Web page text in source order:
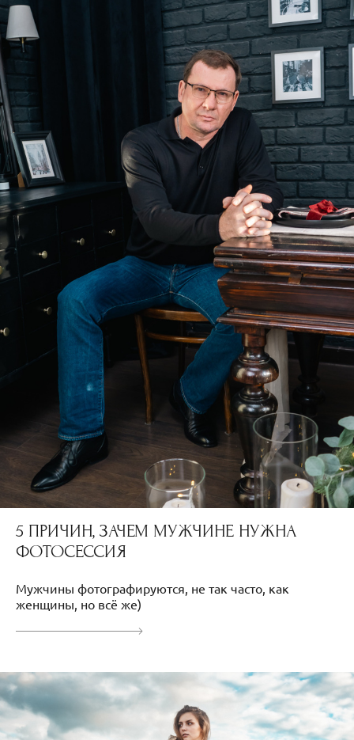
5 ПРИЧИН, ЗАЧЕМ МУЖЧИНЕ НУЖНА
ФОТОСЕССИЯ
Мужчины фотографируются, не так часто, как
женщины, но всё же)